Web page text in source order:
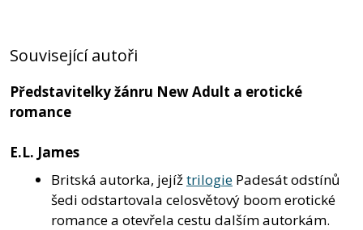
Související autoři
Představitelky žánru New Adult a erotické
romance
E.L. James
Britská autorka, jejížtrilogie Padesát odstínů
šedi odstartovala celosvětový boom erotické
romance a otevřela cestu dalším autorkám.